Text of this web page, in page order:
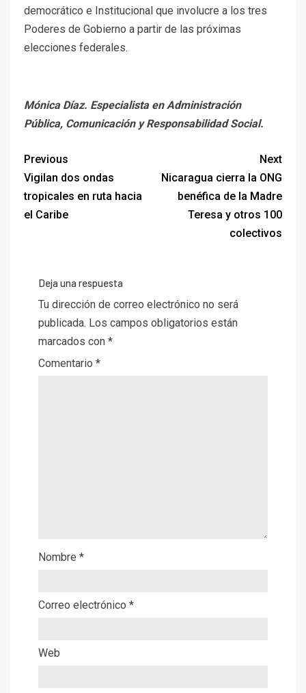
democrático e Institucional que involucre a los tres
Poderes de Gobierno a partir de las próximas
elecciones federales.
Mónica Díaz. Especialista en Administración
Pública, Comunicación y Responsabilidad Social.
Previous
Vigilan dos ondas
tropicales en ruta hacia
el Caribe
Next
Nicaragua cierra la ONG
benéfica de la Madre
Teresa y otros 100
colectivos
Deja una respuesta
Tu dirección de correo electrónico no será
publicada. Los campos obligatorios están
marcados con *
Comentario *
Nombre *
Correo electrónico *
Web